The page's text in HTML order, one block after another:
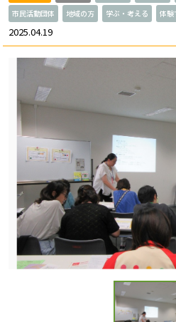
市民活動団体
地域の方 学ぶ・考える 体験
2025.04.19